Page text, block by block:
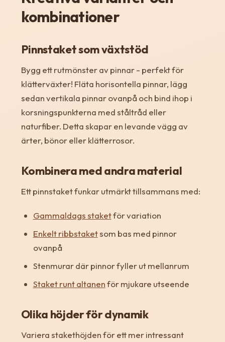
kombinationer
Pinnstaket som växtstöd
Bygg ett rutmönster av pinnar - perfekt för
klätterväxter! Fläta horisontella pinnar, lägg
sedan vertikala pinnar ovanpå och bind ihop i
korsningspunkterna med ståltråd eller
naturfiber. Detta skapar en levande vägg av
ärter, bönor eller klätterrosor.
Kombinera med andra material
Ett pinnstaket funkar utmärkt tillsammans med:
Gammaldags staketför variation
Enkelt ribbstaketsom bas med pinnor
ovanpå
Stenmurar där pinnor fyller ut mellanrum
Staket runt altanenför mjukare utseende
Olika höjder för dynamik
Variera stakethöjden för ett mer intressant